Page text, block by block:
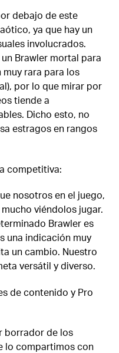
debajo de este
ya que hay un
involucrados.
Brawler mortal para
muy rara para los
por lo que mirar por
tiende a
Dicho esto, no
estragos en rangos
competitiva:
nosotros en el juego,
viéndolos jugar.
Brawler es
una indicación muy
un cambio. Nuestro
versátil y diverso.
de contenido y Pro
borrador de los
lo compartimos con